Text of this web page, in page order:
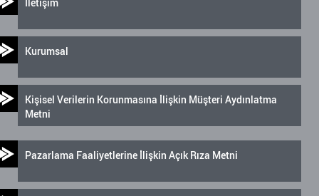
Kurumsal
Kişisel Verilerin Korunmasına İlişkin Müşteri Aydınlatma
Metni
Pazarlama Faaliyetlerine İlişkin Açık Rıza Metni